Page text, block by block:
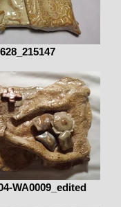
WA0009_edited